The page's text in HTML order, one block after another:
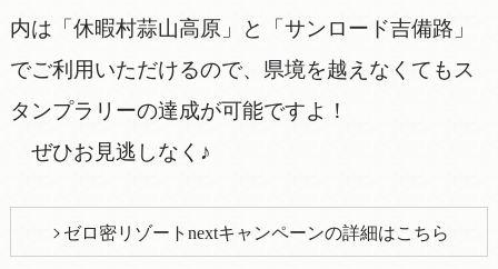
内は「休暇村蒜山高原」と「サンロード吉備路」
でご利用いただけるので、県境を越えなくてもス
タンプラリーの達成が可能ですよ！
ぜひお見逃しなく♪
ゼロ密リゾートnextキャンペーンの詳細はこちら